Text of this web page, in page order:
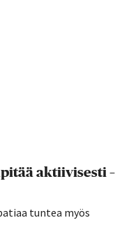
aktiivisesti –
tuntea myös